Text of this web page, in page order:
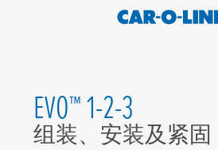
Car-
Collision
EVO™ 1-2-3
组装、安装及紧固